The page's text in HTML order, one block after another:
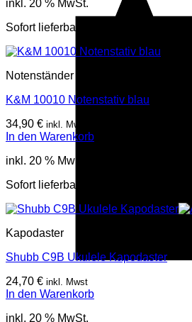
inkl. 20 % MwSt.
Sofort lieferbar
Notenständer
K&M 10010 Notenstativ blau
34,90 € inkl. Mwst
In den Warenkorb
inkl. 20 % MwSt.
Sofort lieferbar
Kapodaster
Shubb C9B Ukulele Kapodaster
24,70 € inkl. Mwst
In den Warenkorb
inkl. 20 % MwSt.